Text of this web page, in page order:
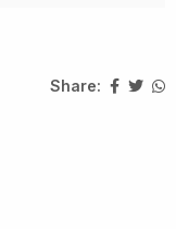
Share: